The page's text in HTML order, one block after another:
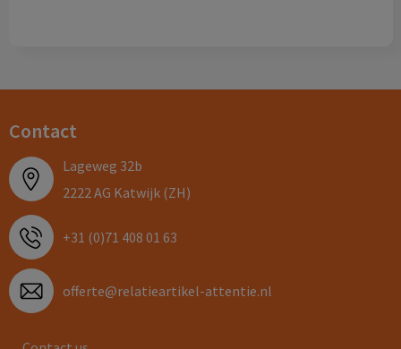
Contact
Lageweg 32b
2222 AG Katwijk (ZH)
+31 (0)71 408 01 63
offerte@relatieartikel-attentie.nl